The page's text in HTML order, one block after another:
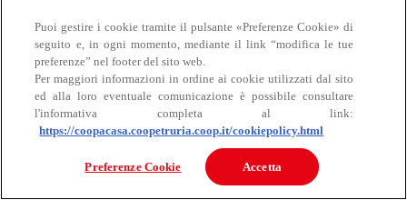
Bovino
Puoi gestire i cookie tramite il pulsante «Preferenze Cookie» di
seguito e, in ogni momento, mediante il link “modifica le tue
preferenze” nel footer del sito web.
Per maggiori informazioni in ordine ai cookie utilizzati dal sito
ed alla loro eventuale comunicazione è possibile consultare
l'informativa completa al link:
https://coopacasa.coopetruria.coop.it/cookiepolicy.html
Preferenze Cookie Accetta